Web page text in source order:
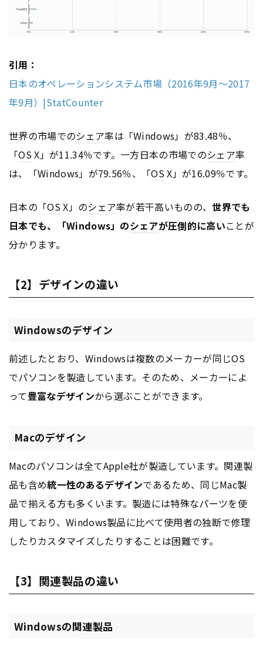
引用：
日本のオペレーションシステム市場（2016年9月〜2017
年9月）|StatCounter
世界の市場でのシェア率は「Windows」が83.48％、
「OSX」が11.34％です。一方日本の市場でのシェア率
は、「Windows」が79.56％、「OSX」が16.09％です。
日本の「OSX」のシェア率が若干高いものの、世界でも
日本でも、「Windows」のシェアが圧倒的に高いことが
分かります。
【2】デザインの違い
Windowsのデザイン
前述したとおり、Windowsは複数のメーカーが同じOS
でパソコンを製造しています。そのため、メーカーによ
って豊富なデザインから選ぶことができます。
Macのデザイン
Macのパソコンは全てApple社が製造しています。関連製
品も含め統一性のあるデザインであるため、同じMac製
品で揃える方も多くいます。製造には特殊なパーツを使
用しており、Windows製品に比べて使用者の独断で修理
したりカスタマイズしたりすることは困難です。
【3】関連製品の違い
Windowsの関連製品